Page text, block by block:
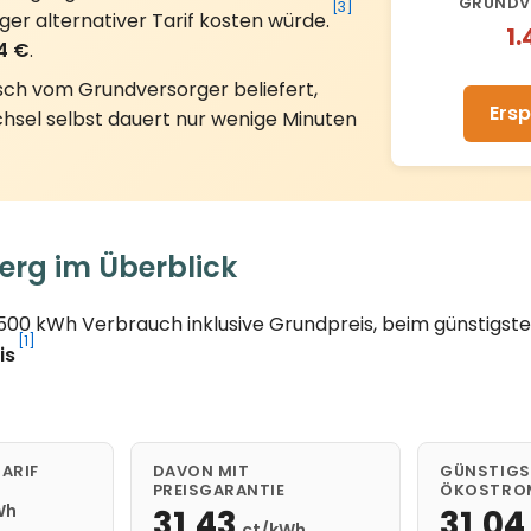
alternativer Tarif kosten würde. [3]
€.
vom Grundversorger beliefert,
selbst dauert nur wenige Minuten
im Überblick
kWh Verbrauch inklusive Grundpreis, beim
[1]
DAVON MIT
PREISGARANTIE